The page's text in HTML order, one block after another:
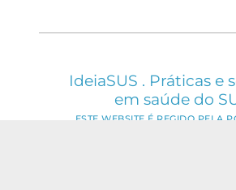
IdeiaSUS . Práticas e
em saúde do
ESTE WEBSITE É REGIDO PELA